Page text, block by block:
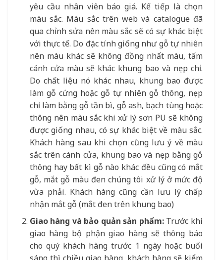
yêu cầu nhân viên báo giá. Kế tiếp là chọn
màu sắc. Màu sắc trên web và catalogue đã
qua chỉnh sửa nên màu sắc sẽ có sự khác biệt
với thực tế. Do đặc tính giống như gỗ tự nhiên
nên màu khác sẽ không đồng nhất màu, tấm
cánh cửa màu sẽ khác khung bao và nẹp chỉ.
Do chất liệu nó khác nhau, khung bao được
làm gỗ cứng hoặc gỗ tự nhiên gỗ thông, nẹp
chỉ làm bằng gỗ tần bì, gỗ ash, bạch tùng hoặc
thông nên màu sắc khi xử lý sơn PU sẽ không
được giống nhau, có sự khác biệt về màu sắc.
Khách hàng sau khi chọn cũng lưu ý về màu
sắc trên cánh cửa, khung bao và nẹp bằng gỗ
thông hay bất kì gỗ nào khác đều cũng có mắt
gỗ, mắt gỗ màu đen chúng tôi xử lý ở mức độ
vừa phải. Khách hàng cũng cần lưu lý chấp
nhận mắt gỗ (mắt đen trên khung bao)
Giao hàng và bảo quản sản phẩm:Trước khi
giao hàng bộ phận giao hàng sẽ thông báo
cho quý khách hàng trước 1 ngày hoặc buổi